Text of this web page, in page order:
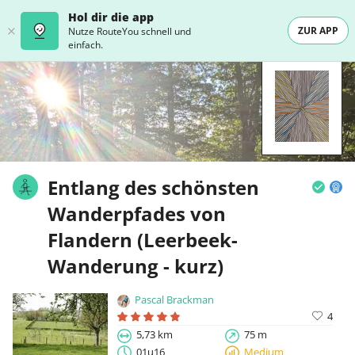
Hol dir die app
Nutze RouteYou schnell und
einfach.
ZUR APP
Entlang des schönsten
Wanderpfades von
Flandern (Leerbeek-
Wanderung - kurz)
Pascal Brackman
4
5,73 km
75 m
01u16
Medium